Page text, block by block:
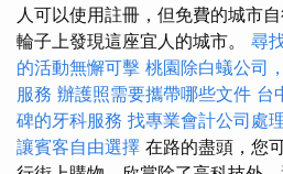
人可以使用註冊，但免費的城市
輪子上發現這座宜人的城市。 尋
的活動無懈可擊 桃園除白蟻公司
服務 辦護照需要攜帶哪些文件 台
碑的牙科服務 找專業會計公司處
讓賓客自由選擇 在路的盡頭，您